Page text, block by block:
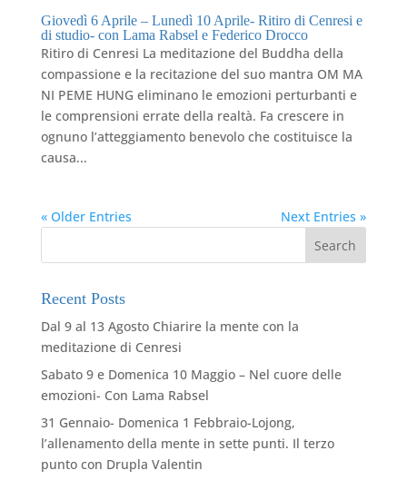
Giovedì 6 Aprile – Lunedì 10 Aprile- Ritiro di Cenresi e
di studio- con Lama Rabsel e Federico Drocco
Ritiro di Cenresi La meditazione del Buddha della
compassione e la recitazione del suo mantra OM MA
NI PEME HUNG eliminano le emozioni perturbanti e
le comprensioni errate della realtà. Fa crescere in
ognuno l’atteggiamento benevolo che costituisce la
causa...
« Older Entries Next Entries »
Recent Posts
Dal 9 al 13 Agosto Chiarire la mente con la
meditazione di Cenresi
Sabato 9 e Domenica 10 Maggio – Nel cuore delle
emozioni- Con Lama Rabsel
31 Gennaio- Domenica 1 Febbraio-Lojong,
l’allenamento della mente in sette punti. Il terzo
punto con Drupla Valentin